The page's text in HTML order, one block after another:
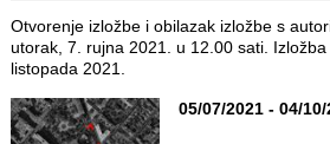
Otvorenje izložbe i obilazak izložbe s
utorak, 7. rujna 2021. u 12.00 sati. Izložba
listopada 2021.
05/07/2021 - 04/10/